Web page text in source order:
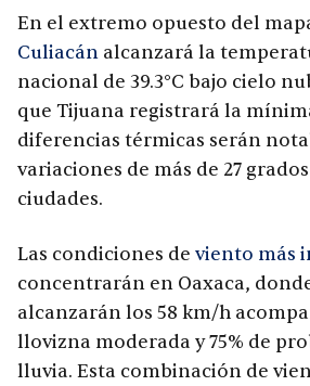
En el extremo opuesto del
Culiacán alcanzará la
nacional de 39.3°C bajo cielo
que Tijuana registrará la mínima
diferencias térmicas serán
variaciones de más de 27
ciudades.
Las condiciones de viento más
concentrarán en Oaxaca,
alcanzarán los 58 km/h
llovizna moderada y 75% de
lluvia. Esta combinación de